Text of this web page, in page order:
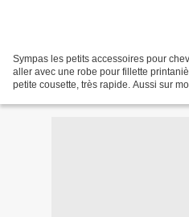
Sympas les petits accessoires pour
aller avec une robe pour fillette
petite cousette, très rapide. Aussi sur